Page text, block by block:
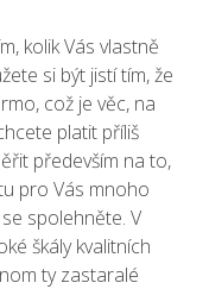
kolik Vás vlastně
si být jistí tím, že
což je věc, na
platit příliš
především na to,
pro Vás mnoho
spolehněte. V
škály kvalitních
ty zastaralé